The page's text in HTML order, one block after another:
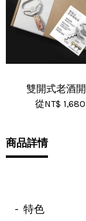
商品詳情
- 特色
雙開式老酒
從NT$ 1,680